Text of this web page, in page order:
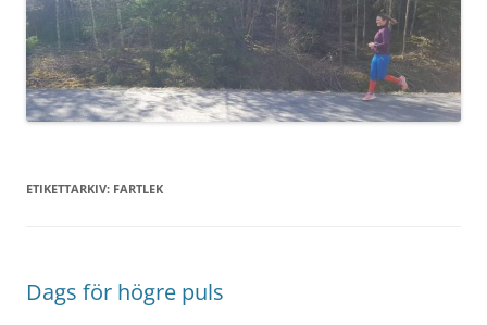
ETIKETTARKIV: FARTLEK
Dags för högre puls